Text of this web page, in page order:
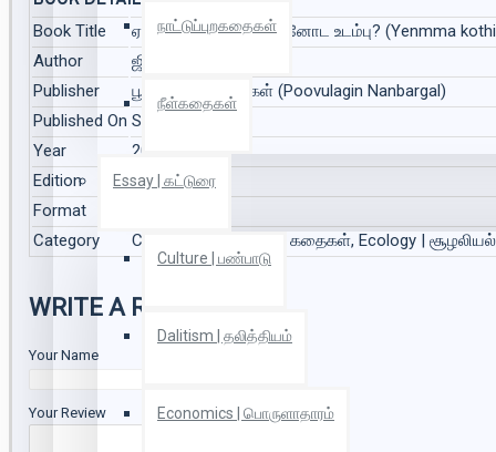
நாட்டுப்புறகதைகள்
நீள்கதைகள்
Essay | கட்டுரை
Culture | பண்பாடு
Dalitism | தலித்தியம்
Economics | பொருளாதாரம்
Book Title
ஏம்மா கொதிக்குது உன்னோட உடம்பு? (Yenmma
Author
ஜியோ டாமின்
Publisher
பூவுலகின் நண்பர்கள் (Poovulagin Nanbargal)
Published On Sep 2021
Year
2021
Edition
1
Format
Category
Children Story | சிறார் கதைகள், Ecology |
WRITE A REVIEW
Your Name
Your Review